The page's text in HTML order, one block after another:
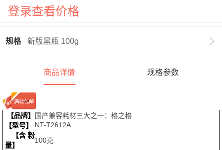
登录查看价格
规格 新版黑瓶 100g 
商品详情 规格参数
【品牌】 国产兼容耗材三大之一：格之格
【型号】 NT-T2612A
【含 粉
量】
100克